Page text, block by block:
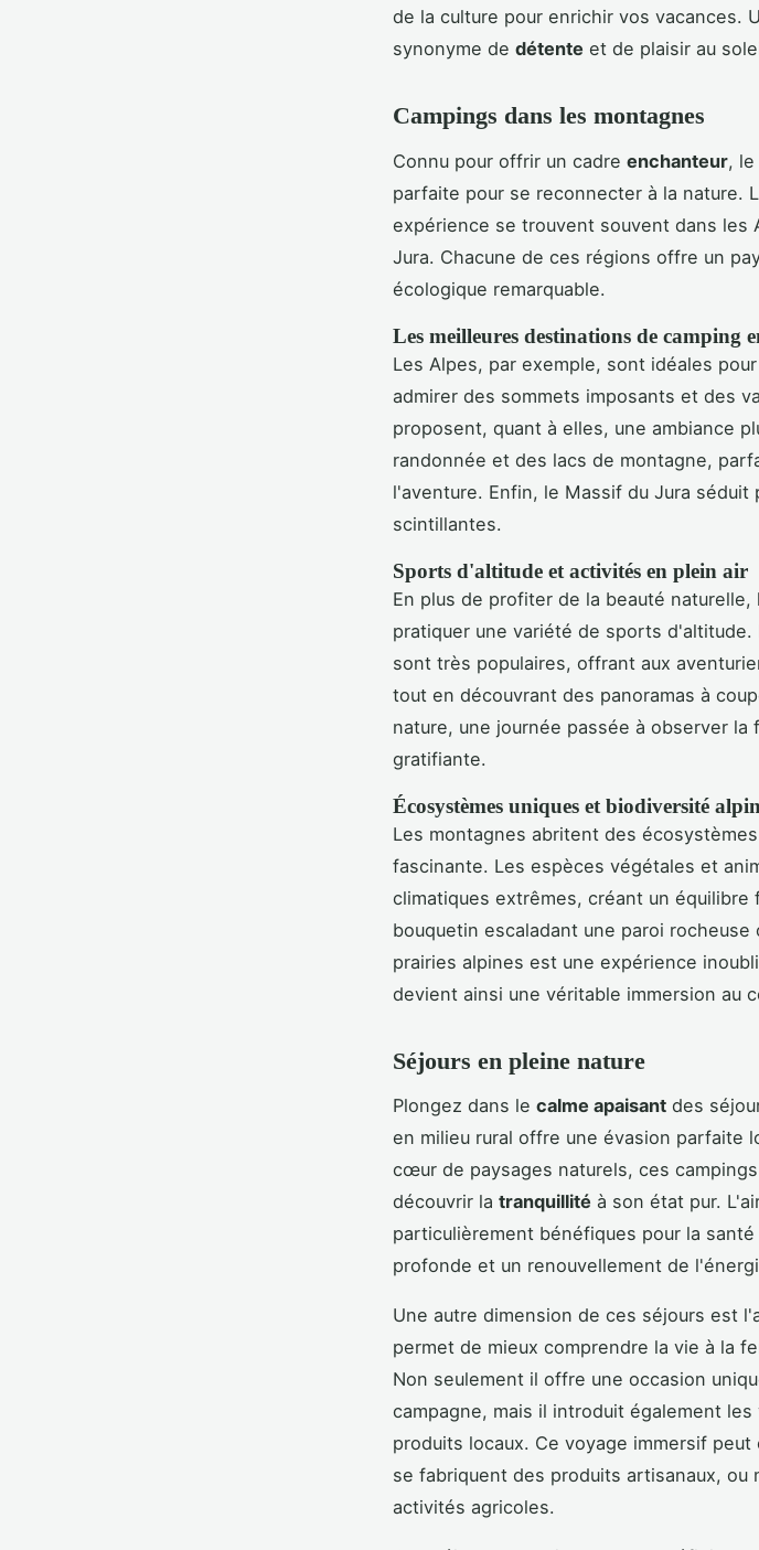
de la culture pour enrichir vos vacances.
synonyme de détente et de plaisir au
Campings dans les montagnes
Connu pour offrir un cadre enchanteur, le
parfaite pour se reconnecter à la nature.
expérience se trouvent souvent dans les
Jura. Chacune de ces régions offre un
écologique remarquable.
Les meilleures destinations de camping
Les Alpes, par exemple, sont idéales
admirer des sommets imposants et des
proposent, quant à elles, une ambiance
randonnée et des lacs de montagne,
l'aventure. Enfin, le Massif du Jura
scintillantes.
Sports d'altitude et activités en plein air
En plus de profiter de la beauté naturelle,
pratiquer une variété de sports
sont très populaires, offrant aux
tout en découvrant des panoramas à
nature, une journée passée à observer
gratifiante.
Écosystèmes uniques et biodiversité
Les montagnes abritent des
fascinante. Les espèces végétales et
climatiques extrêmes, créant un équilibre
bouquetin escaladant une paroi
prairies alpines est une expérience
devient ainsi une véritable immersion au
Séjours en pleine nature
Plongez dans le calme apaisant des
en milieu rural offre une évasion parfaite
cœur de paysages naturels, ces
découvrir la tranquillité à son état pur.
particulièrement bénéfiques pour la
profonde et un renouvellement de
Une autre dimension de ces séjours est
permet de mieux comprendre la vie à la
Non seulement il offre une occasion
campagne, mais il introduit également
produits locaux. Ce voyage immersif
se fabriquent des produits artisanaux, ou
activités agricoles.